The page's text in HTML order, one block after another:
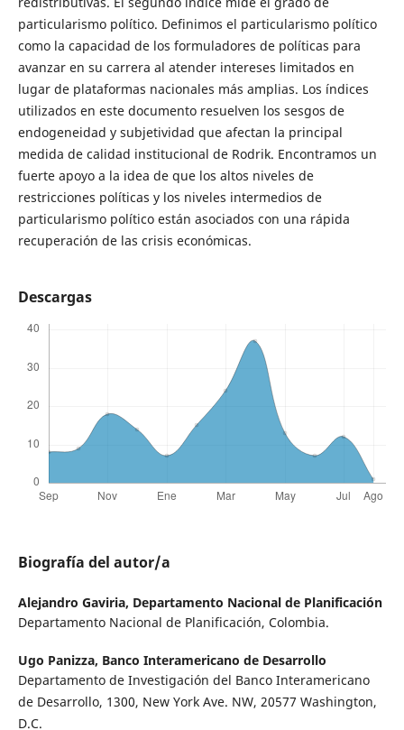
particularismo político. Definimos el particularismo político
como la capacidad de los formuladores de políticas para
avanzar en su carrera al atender intereses limitados en
lugar de plataformas nacionales más amplias. Los índices
utilizados en este documento resuelven los sesgos de
endogeneidad y subjetividad que afectan la principal
medida de calidad institucional de Rodrik. Encontramos un
fuerte apoyo a la idea de que los altos niveles de
restricciones políticas y los niveles intermedios de
particularismo político están asociados con una rápida
recuperación de las crisis económicas.
Descargas
Biografía del autor/a
Alejandro Gaviria, Departamento Nacional de Planificación
Departamento Nacional de Planificación, Colombia.
Ugo Panizza, Banco Interamericano de Desarrollo
Departamento de Investigación del Banco Interamericano
de Desarrollo, 1300, New York Ave. NW, 20577 Washington,
D.C.